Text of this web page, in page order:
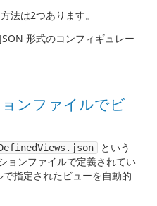
法は2つあります。
形式のコンフィギュレー
ンファイルでビ
という
ョンファイルで定義されてい
指定されたビューを自動的